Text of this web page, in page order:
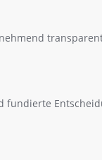
fundierte